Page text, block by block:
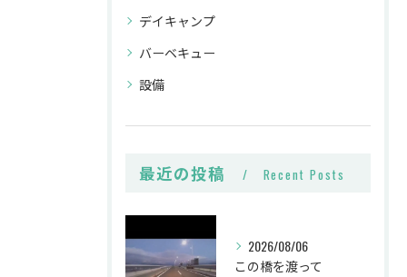
デイキャンプ
バーベキュー
設備
最近の投稿 Recent Posts
2026/08/06
この橋を渡って